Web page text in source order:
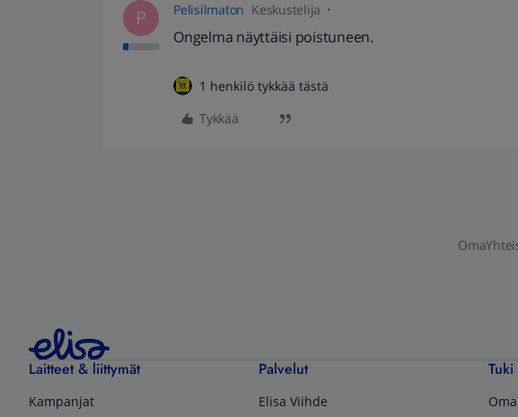
P Pelisilmaton Keskustelija
Ongelma näyttäisi poistuneen.
1 henkilö tykkää tästä
Tykkää
Laitteet & liittymät
Kampanjat
Palvelut
Elisa Viihde
Tuki